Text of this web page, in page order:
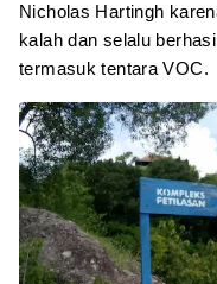
Nicholas Hartingh
kalah dan selalu
termasuk tentara VOC.